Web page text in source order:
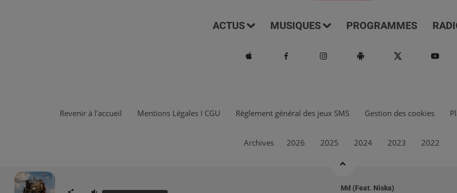
ACTUS MUSIQUES PROGRAMMES
Md (feat. Niska)
Revenir à l'accueil Mentions Légales I CGU Règlement général des jeux SMS Gestion des cookies
Archives 2026 2025 2024 2023 2022